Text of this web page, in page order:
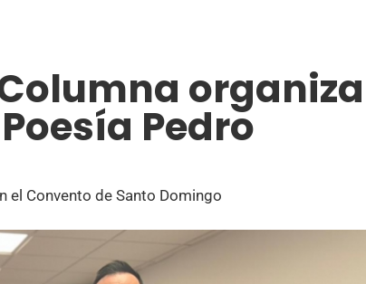
organiza
Pedro
el Convento de Santo Domingo